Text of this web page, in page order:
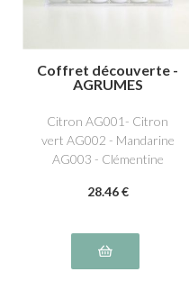
Coffret découverte -
AGRUMES
Citron AG001- Citron
vert AG002 - Mandarine
AG003 - Clémentine
Pamplemousse AG005
28.46 €